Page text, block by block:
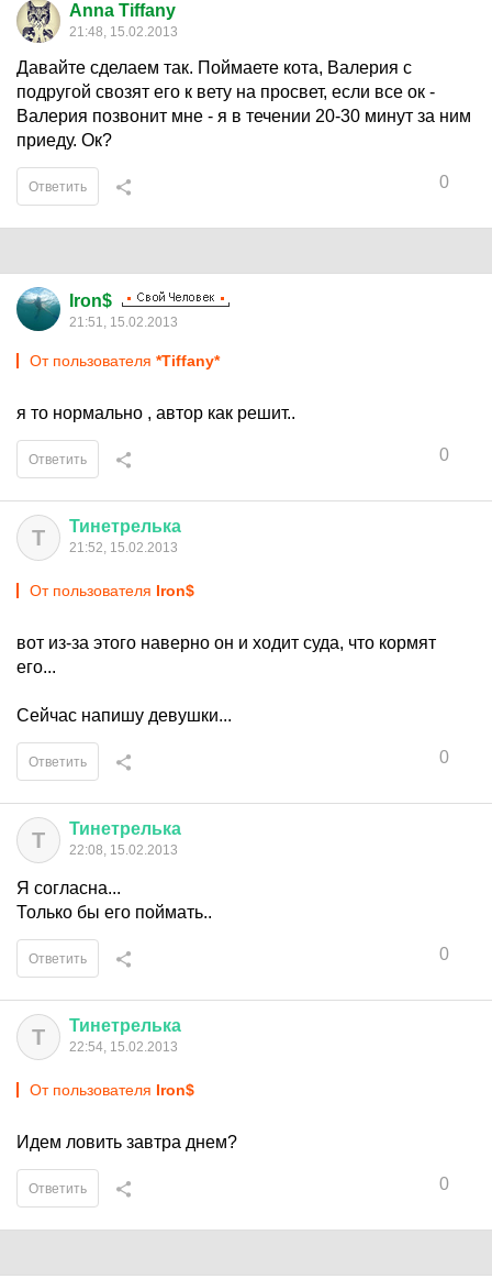
Anna Tiffany
21:48, 15.02.2013
Давайте сделаем так. Поймаете кота, Валерия с
подругой свозят его к вету на просвет, если все ок -
Валерия позвонит мне - я в течении 20-30 минут за ним
приеду. Ок?
0
Ответить
Iron$
21:51, 15.02.2013
От пользователя *Tiffany*
я то нормально , автор как решит..
0
Ответить
Т Тинетрелька
21:52, 15.02.2013
От пользователя Iron$
вот из-за этого наверно он и ходит суда, что кормят
его...
Сейчас напишу девушки...
0
Ответить
Т Тинетрелька
22:08, 15.02.2013
Я согласна...
Только бы его поймать..
0
Ответить
Т Тинетрелька
22:54, 15.02.2013
От пользователя Iron$
Идем ловить завтра днем?
0
Ответить